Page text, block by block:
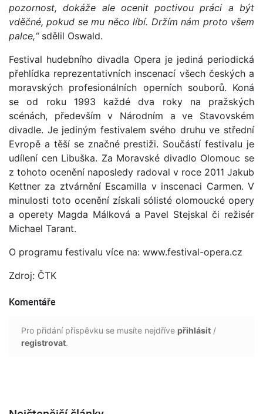
pozornost, dokáže ale ocenit poctivou práci a být
vděčné, pokud se mu něco líbí. Držím nám proto všem
palce,“ sdělil Oswald.
Festival hudebního divadla Opera je jediná periodická
přehlídka reprezentativních inscenací všech českých a
moravských profesionálních operních souborů. Koná
se od roku 1993 každé dva roky na pražských
scénách, především v Národním a ve Stavovském
divadle. Je jediným festivalem svého druhu ve střední
Evropě a těší se značné prestiži. Součástí festivalu je
udílení cen Libuška. Za Moravské divadlo Olomouc se
z tohoto ocenění naposledy radoval v roce 2011 Jakub
Kettner za ztvárnění Escamilla v inscenaci Carmen. V
minulosti toto ocenění získali sólisté olomoucké opery
a operety Magda Málková a Pavel Stejskal či režisér
Michael Tarant.
O programu festivalu více na: www.festival-opera.cz
Zdroj: ČTK
Komentáře
Pro přidání příspěvku se musíte nejdříve přihlásit /
registrovat.